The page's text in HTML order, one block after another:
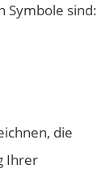
Symbole sind:
die
Ihrer